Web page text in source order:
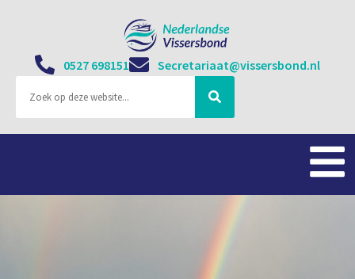
0527 698151 Secretariaat@vissersbond.nl